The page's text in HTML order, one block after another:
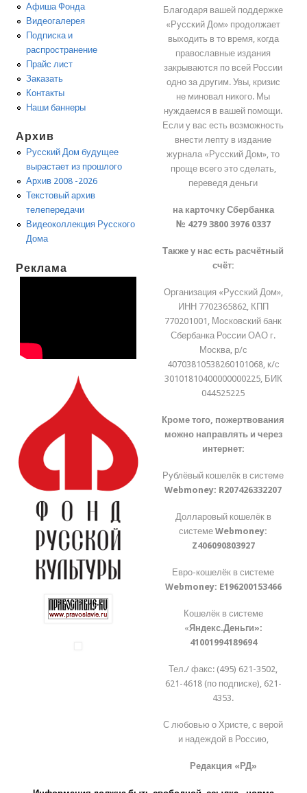
Афиша Фонда
Видеогалерея
Подписка и
распространение
Прайс лист
Заказать
Контакты
Наши баннеры
Архив
Русский Дом будущее
вырастает из прошлого
Архив 2008 -2026
Текстовый архив
телепередачи
Видеоколлекция Русского
Дома
Реклама
Благодаря вашей поддержке
«Русский Дом» продолжает
выходить в то время, когда
православные издания
закрываются по всей России
одно за другим. Увы, кризис
не миновал никого. Мы
нуждаемся в вашей помощи.
Если у вас есть возможность
внести лепту в издание
журнала «Русский Дом», то
проще всего это сделать,
переведя деньги
на карточку Сбербанка
№ 4279 3800 3976 0337
Также у нас есть расчётный
счёт:
Организация «Русский Дом»,
ИНН 7702365862, КПП
770201001, Московский банк
Сбербанка России ОАО г.
Москва, р/с
40703810538260101068, к/с
30101810400000000225, БИК
044525225
Кроме того, пожертвования
можно направлять и через
интернет:
Рублёвый кошелёк в системе
Webmoney: R207426332207
Долларовый кошелёк в
системеWebmoney:
Z406090803927
Евро-кошелёк в системе
Webmoney: E196200153466
Кошелёк в системе
«Яндекс.Деньги»:
41001994189694
Тел./ факс: (495) 621-3502,
621-4618 (по подписке), 621-
4353.
С любовью о Христе, с верой
и надеждой в Россию,
Редакция «РД»